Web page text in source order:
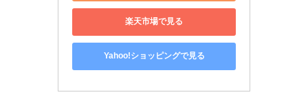
楽天市場で見る
Yahoo!ショッピングで見る